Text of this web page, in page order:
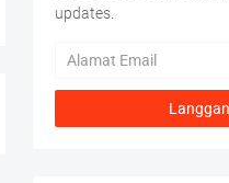
updates.